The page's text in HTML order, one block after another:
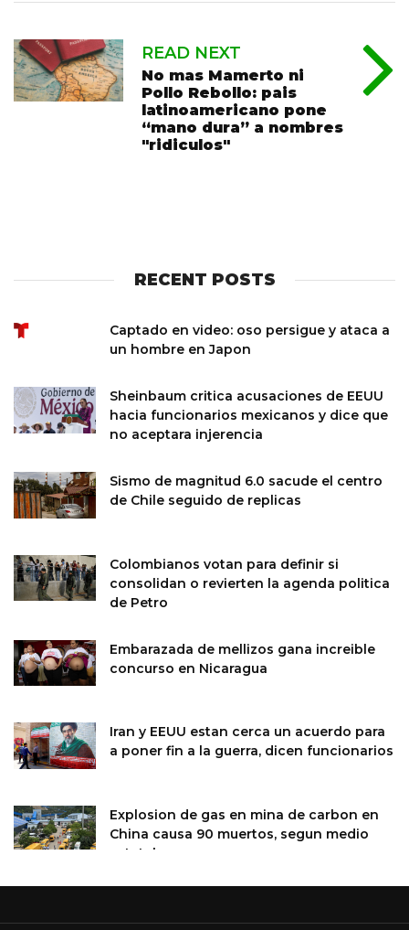
READ NEXT
No mas Mamerto ni
Pollo Rebollo: pais
latinoamericano pone
“mano dura” a nombres
"ridiculos"
RECENT POSTS
Captado en video: oso persigue y ataca a
un hombre en Japon
Sheinbaum critica acusaciones de EEUU
hacia funcionarios mexicanos y dice que
no aceptara injerencia
Sismo de magnitud 6.0 sacude el centro
de Chile seguido de replicas
Colombianos votan para definir si
consolidan o revierten la agenda politica
de Petro
Embarazada de mellizos gana increible
concurso en Nicaragua
Iran y EEUU estan cerca un acuerdo para
a poner fin a la guerra, dicen funcionarios
Explosion de gas en mina de carbon en
China causa 90 muertos, segun medio
estatal